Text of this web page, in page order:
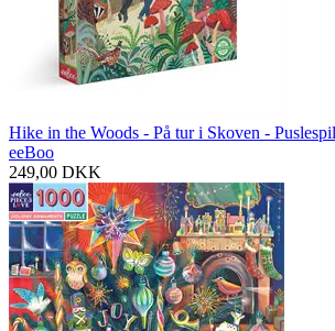
Hike in the Woods - På tur i Skoven -
eeBoo
249,00 DKK